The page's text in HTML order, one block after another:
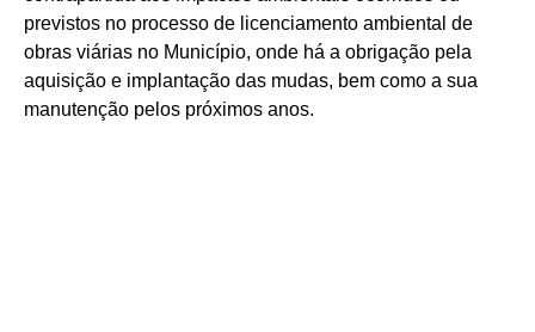
previstos no processo de licenciamento ambiental de
obras viárias no Município, onde há a obrigação pela
aquisição e implantação das mudas, bem como a sua
manutenção pelos próximos anos.